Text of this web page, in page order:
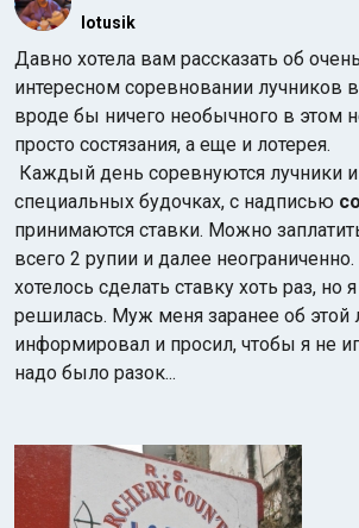
lotusik
Давно хотела вам рассказать об
интересном соревновании лучников
вроде бы ничего необычного в этом
просто состязания, а еще и лотерея.
Каждый день соревнуются лучники
специальных будочках, с надписью
принимаются ставки. Можно
всего 2 рупии и далее
хотелось сделать ставку хоть раз, но
решилась. Муж меня заранее об этой
информировал и просил, чтобы я не
надо было разок...